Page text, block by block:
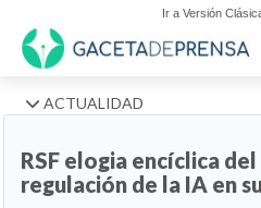
Ir a Versión
ACTUALIDAD
RSF elogia encíclica
regulación de la IA en